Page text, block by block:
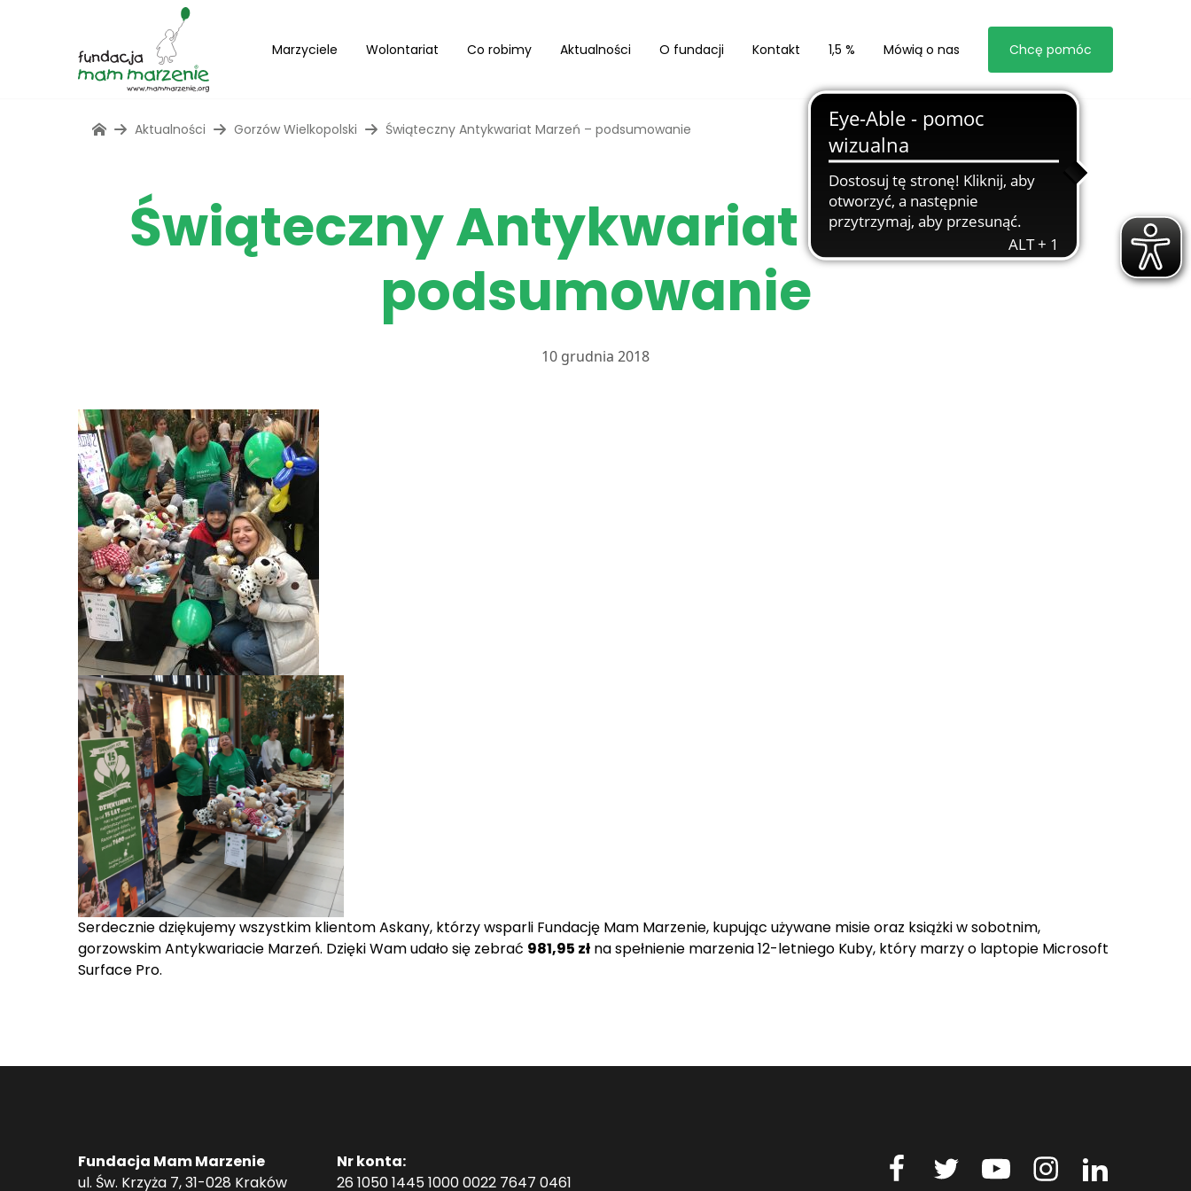
Marzyciele Wolontariat Co robimy Aktualności O fundacji Kontakt 1,5 % Mówią o nas Chcę pomóc
Aktualności Gorzów Wielkopolski Świąteczny Antykwariat Marzeń – podsumowanie
Świąteczny Antykwariat Marzeń –
podsumowanie
10 grudnia 2018
Serdecznie dziękujemy wszystkim klientom Askany, którzy wsparli Fundację Mam Marzenie, kupując używane misie oraz książki w sobotnim,
gorzowskim Antykwariacie Marzeń. Dzięki Wam udało się zebrać 981,95 zł na spełnienie marzenia 12-letniego Kuby, który marzy o laptopie Microsoft
Surface Pro.
Fundacja Mam Marzenie
ul. Św. Krzyża 7, 31-028 Kraków
Nr konta:
26 1050 1445 1000 0022 7647 0461